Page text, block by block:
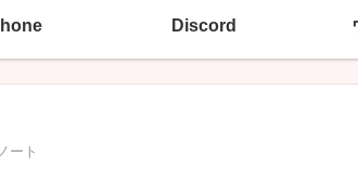
Discord
ート